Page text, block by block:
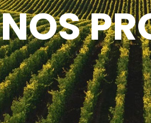
NOS